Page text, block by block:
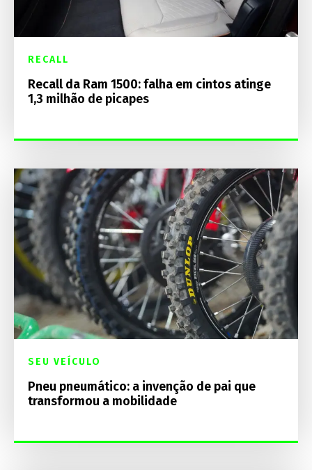
RECALL
Recall da Ram 1500: falha em cintos atinge
1,3 milhão de picapes
SEU VEÍCULO
Pneu pneumático: a invenção de pai que
transformou a mobilidade